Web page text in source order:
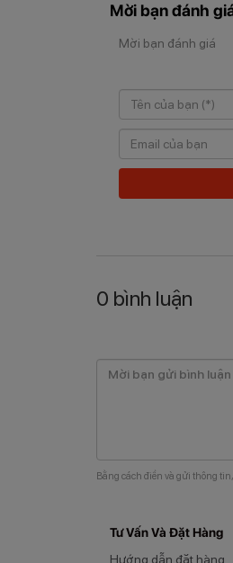
Mời bạn đánh
Mời bạn đánh giá
0 bình luận
Bằng cách điền và gửi thông
Tư Vấn Và Đặt Hàng
Hướng dẫn đặt hàng